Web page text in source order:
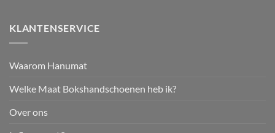
KLANTENSERVICE
Waarom Hanumat
Welke Maat Bokshandschoenen heb ik?
Over ons